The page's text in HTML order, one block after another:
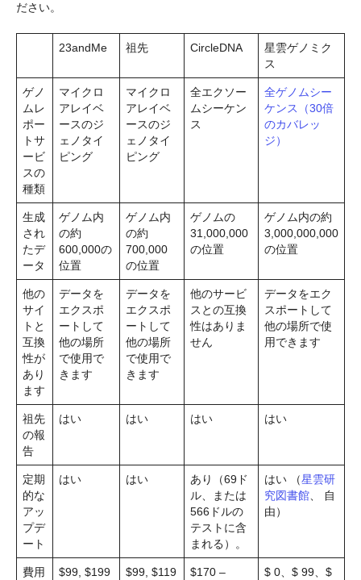
ださい。
23andMe 祖先 CircleDNA
星雲ゲノミク
ス
ゲノ
ムレ
ポー
トサ
ービ
スの
種類
マイクロ
アレイベ
ースのジ
ェノタイ
ピング
マイクロ
アレイベ
ースのジ
ェノタイ
ピング
全エクソー
ムシーケン
ス
全ゲノムシー
ケンス（30倍
のカバレッ
ジ）
生成
され
たデ
ータ
ゲノム内
の約
600,000の
位置
ゲノム内
の約
700,000
の位置
ゲノムの
31,000,000
の位置
ゲノム内の約
3,000,000,000
の位置
他の
サイ
トと
互換
性が
あり
ます
データを
エクスポ
ートして
他の場所
で使用で
きます
データを
エクスポ
ートして
他の場所
で使用で
きます
他のサービ
スとの互換
性はありま
せん
データをエク
スポートして
他の場所で使
用できます
祖先
の報
告
はい はい はい はい
定期
的な
アッ
プデ
ート
はい はい
あり（69ド
ル、または
566ドルの
テストに含
まれる）。
はい （星雲研
究図書館、 自
由）
費用 $99, $199 $99, $119
$170 –
$ 0、$ 99、$